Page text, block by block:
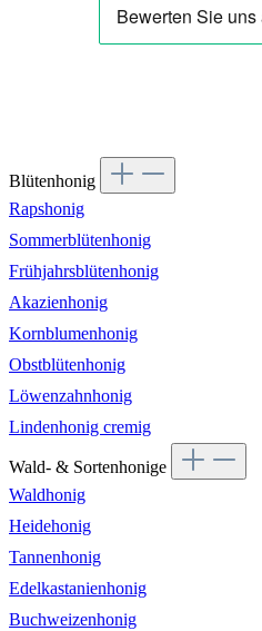
Blütenhonig
Rapshonig
Sommerblütenhonig
Frühjahrsblütenhonig
Akazienhonig
Kornblumenhonig
Obstblütenhonig
Löwenzahnhonig
Lindenhonig cremig
Wald- & Sortenhonige
Waldhonig
Heidehonig
Tannenhonig
Edelkastanienhonig
Buchweizenhonig